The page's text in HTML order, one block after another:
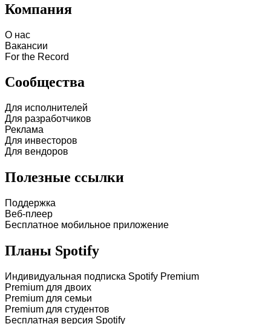
Компания
О нас
Вакансии
For the Record
Сообщества
Для исполнителей
Для разработчиков
Реклама
Для инвесторов
Для вендоров
Полезные ссылки
Поддержка
Веб-плеер
Бесплатное мобильное приложение
Планы Spotify
Индивидуальная подписка Spotify Premium
Premium для двоих
Premium для семьи
Premium для студентов
Бесплатная версия Spotify